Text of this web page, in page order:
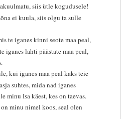
siis ütle kogudusele!
ei kuula, siis olgu ta sulle
te iganes kinni seote maa peal,
iganes lahti päästate maa peal,
kui iganes maa peal kaks teie
suhtes, mida nad iganes
minu Isa käest, kes on taevas.
minu nimel koos, seal olen